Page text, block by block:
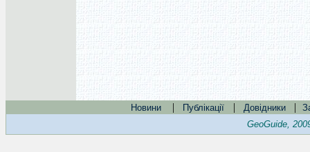
Новини | Публікації | Довідники |
GeoGuide,